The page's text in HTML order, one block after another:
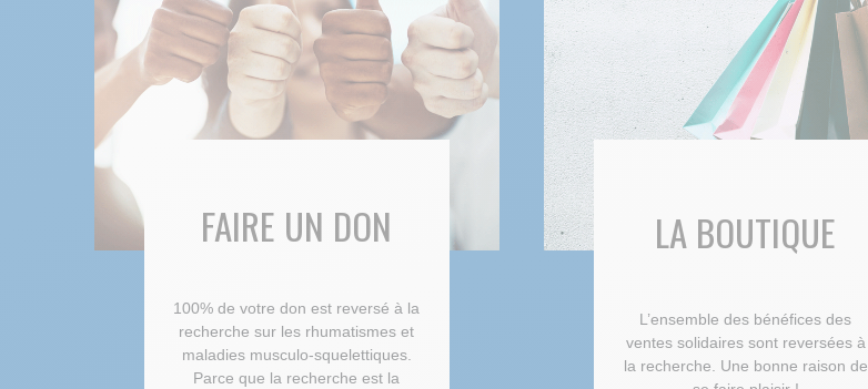
FAIRE UN DON
100% de votre don est reversé à la
recherche sur les rhumatismes et
maladies musculo-squelettiques.
Parce que la recherche est la
LA BOUTIQUE
L’ensemble des bénéfices des
ventes solidaires sont reversées à
la recherche. Une bonne raison de